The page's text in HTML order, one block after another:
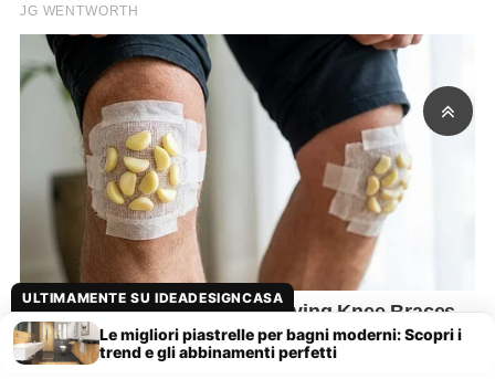
ULTIMAMENTE SU IDEADESIGNCASA
Le migliori piastrelle per bagni moderni: Scopri i
trend e gli abbinamenti perfetti